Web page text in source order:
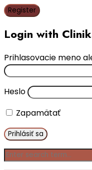
Register
Login with
Prihlasovacie meno
Heslo
Zapamätať